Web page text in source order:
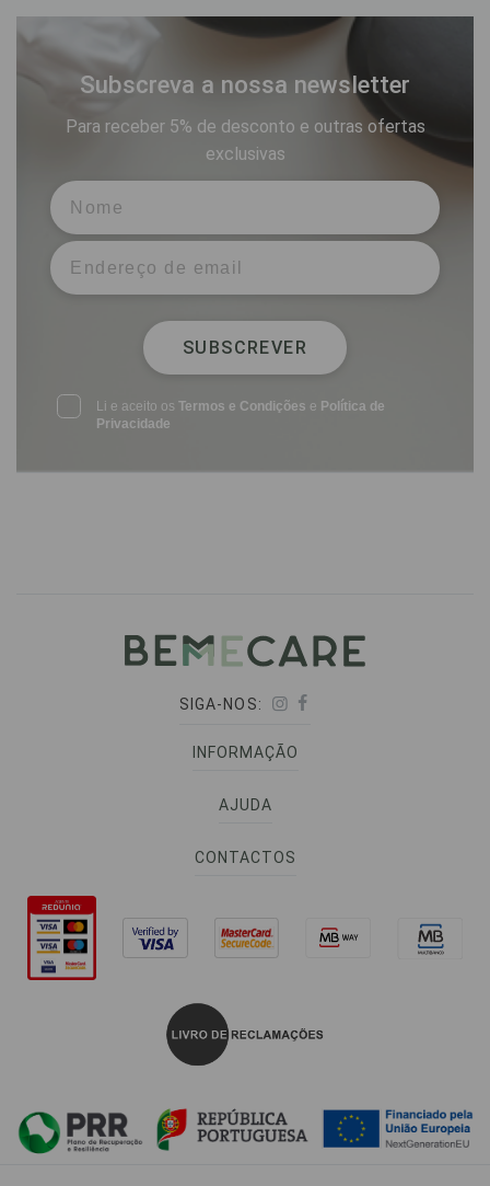
Subscreva a nossa newsletter
Para receber 5% de desconto e outras ofertas
exclusivas
SUBSCREVER
Li e aceito osTermos e Condições e Política de
Privacidade
SIGA-NOS:
INFORMAÇÃO
AJUDA
CONTACTOS